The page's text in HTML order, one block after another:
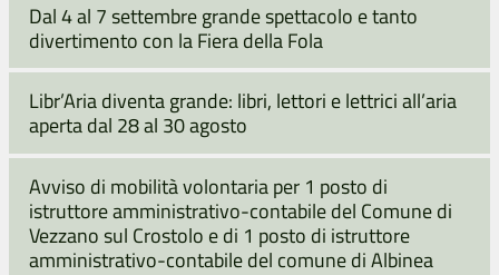
Dal 4 al 7 settembre grande spettacolo e tanto
divertimento con la Fiera della Fola
Libr’Aria diventa grande: libri, lettori e lettrici all’aria
aperta dal 28 al 30 agosto
Avviso di mobilità volontaria per 1 posto di
istruttore amministrativo-contabile del Comune di
Vezzano sul Crostolo e di 1 posto di istruttore
amministrativo-contabile del comune di Albinea